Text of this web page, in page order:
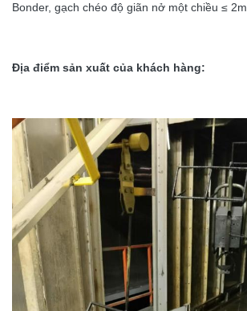
Bonder, gạch chéo độ giãn nở một chiều ≤
Địa điểm sản xuất của khách hàng: